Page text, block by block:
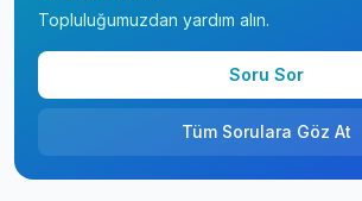
Topluluğumuzdan yardım alın.
Soru Sor
Tüm Sorulara Göz At